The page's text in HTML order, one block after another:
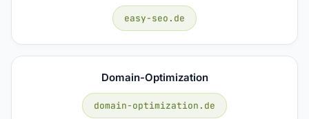
easy-seo.de
Domain-Optimization
domain-optimization.de